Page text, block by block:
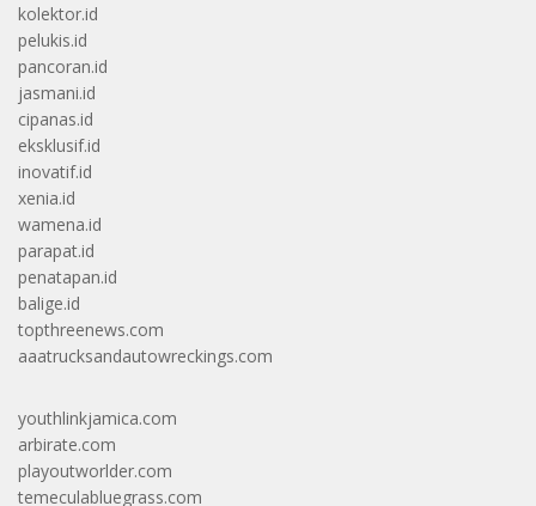
kolektor.id
pelukis.id
pancoran.id
jasmani.id
cipanas.id
eksklusif.id
inovatif.id
xenia.id
wamena.id
parapat.id
penatapan.id
balige.id
topthreenews.com
aaatrucksandautowreckings.com
youthlinkjamica.com
arbirate.com
playoutworlder.com
temeculabluegrass.com